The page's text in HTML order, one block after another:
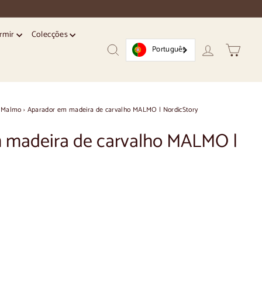
Colecções
Pesquisar Português Conta Trolley
Malmo › Aparador em madeira de carvalho MALMO | NordicStory
de carvalho MALMO |